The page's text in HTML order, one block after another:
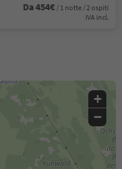
Da 454€ / 1 notte / 2 ospiti
IVA incl.
+
−